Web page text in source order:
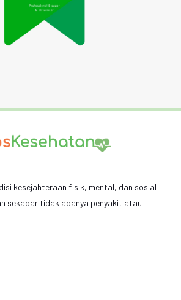
kesejahteraan fisik, mental, dan sosial
sekadar tidak adanya penyakit atau